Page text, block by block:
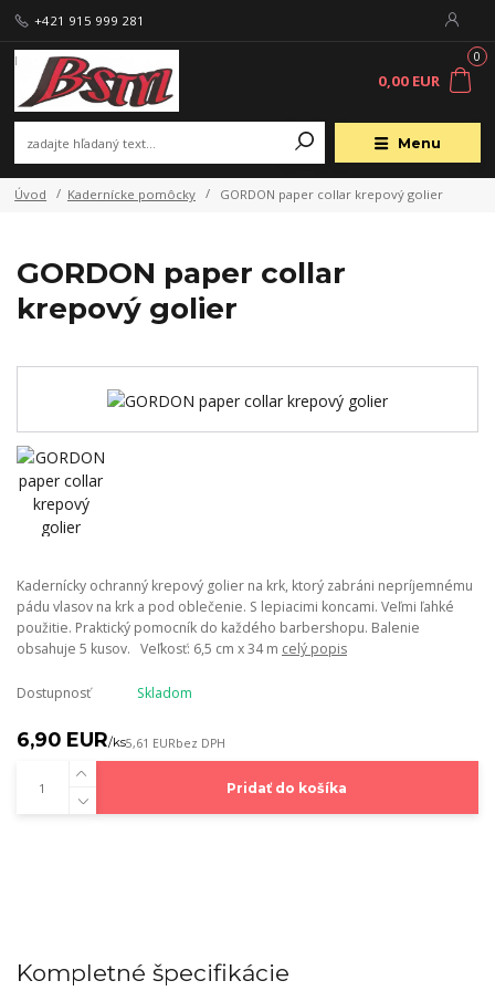
Menu
+421 915 999 281
0
0,00 EUR
Úvod Kadernícke pomôcky GORDON paper collar krepový golier
GORDON paper collar
krepový golier
Kadernícky ochranný krepový golier na krk, ktorý zabráni nepríjemnému
pádu vlasov na krk a pod oblečenie. S lepiacimi koncami. Veľmi ľahké
použitie. Praktický pomocník do každého barbershopu. Balenie
obsahuje 5 kusov. Veľkosť: 6,5 cm x 34 m celý popis
Dostupnosť Skladom
6,90 EUR/ks5,61 EURbez DPH
Pridať do košíka
Kompletné špecifikácie